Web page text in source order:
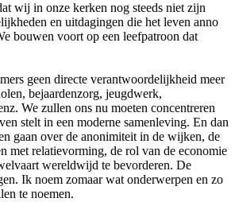
wij in onze kerken nog steeds niet zijn
en uitdagingen die het leven anno
bouwen voort op een leefpatroon dat
geen directe verantwoordelijkheid meer
bejaardenzorg, jeugdwerk,
We zullen ons nu moeten concentreren
stelt in een moderne samenleving. En dan
gaan over de anonimiteit in de wijken, de
met relatievorming, de rol van de economie
wereldwijd te bevorderen. De
Ik noem zomaar wat onderwerpen en zo
te noemen.